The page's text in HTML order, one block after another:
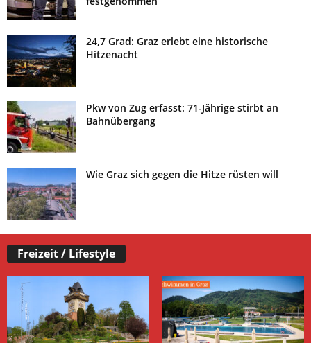
Pkw von Zug erfasst: 71-Jährige stirbt an
Bahnübergang
Wie Graz sich gegen die Hitze rüsten will
Freizeit / Lifestyle
Top-Ausflugsziele in der
Steiermark
Schwimmen in Graz: Badespaß
im Sommer